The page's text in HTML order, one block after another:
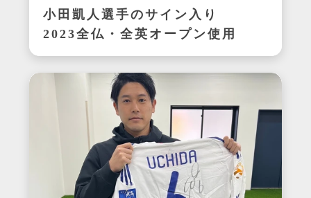
小田凱人選手のサイン入り
2023全仏・全英オープン使用
ラケット